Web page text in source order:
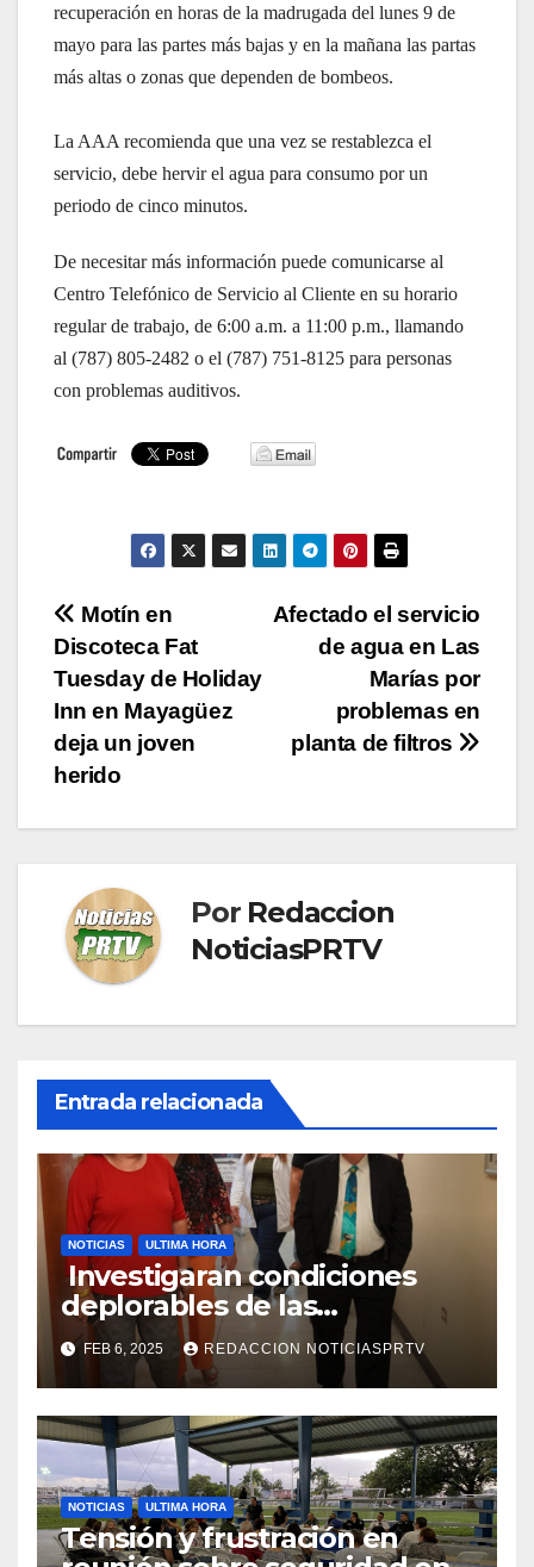
recuperación en horas de la madrugada del lunes 9 de
mayo para las partes más bajas y en la mañana las partas
más altas o zonas que dependen de bombeos.
La AAA recomienda que una vez se restablezca el
servicio, debe hervir el agua para consumo por un
periodo de cinco minutos.
De necesitar más información puede comunicarse al
Centro Telefónico de Servicio al Cliente en su horario
regular de trabajo, de 6:00 a.m. a 11:00 p.m., llamando
al (787) 805-2482 o el (787) 751-8125 para personas
con problemas auditivos.
Navegación
de
entradas
Afectado el servicio
de agua en Las
Marías por
problemas en
planta de filtros
Motín en
Discoteca Fat
Tuesday de Holiday
Inn en Mayagüez
deja un joven
herido
Por Redaccion
NoticiasPRTV
Entrada relacionada
NOTICIAS ULTIMA HORA
Investigaran condiciones
deplorables de las
facilidades el Departamento
de la Salud en Mayagüez
FEB 6, 2025 REDACCION NOTICIASPRTV
NOTICIAS ULTIMA HORA
Tensión y frustración en